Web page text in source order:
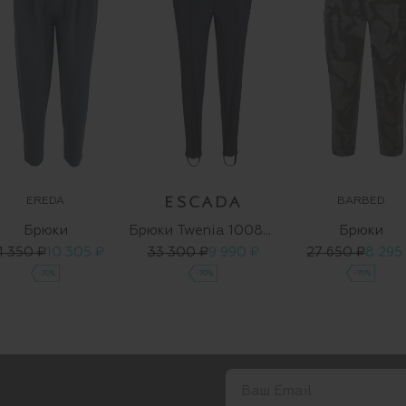
EREDA
Брюки
350 ₽10 305 ₽
-70%
Брюки Twenia 1008858 01
33 300 ₽9 990 ₽
-70%
BARBED
Брюки
27 650 ₽8 295
-70%